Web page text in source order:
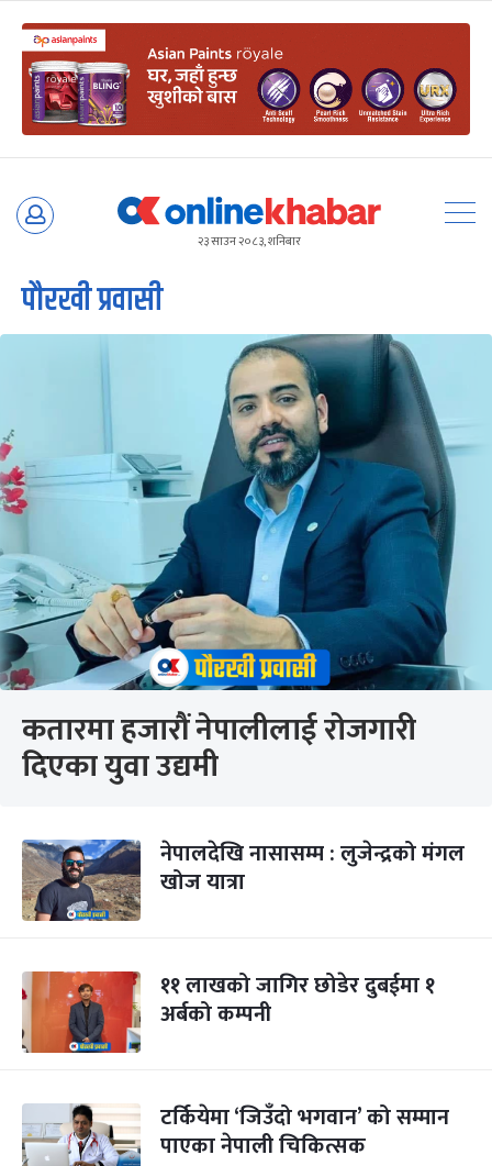
Skip
२३ साउन २०८३, शनिबार
पौरखी प्रवासी
कतारमा हजारौं नेपालीलाई रोजगारी
दिएका युवा उद्यमी
नेपालदेखि नासासम्म : लुजेन्द्रको मंगल
खोज यात्रा
११ लाखको जागिर छोडेर दुबईमा १
अर्बको कम्पनी
टर्कियेमा ‘जिउँदो भगवान’ को सम्मान
पाएका नेपाली चिकित्सक